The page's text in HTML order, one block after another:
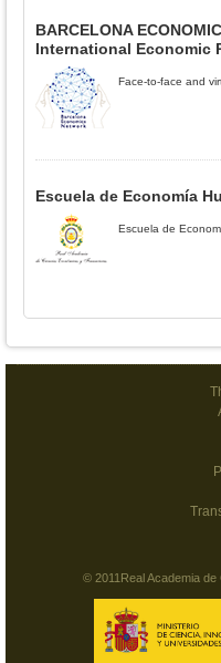
BARCELONA
International Economic
Face-to-face and
Escuela de Economía
Escuela de
© 2011Real Academia